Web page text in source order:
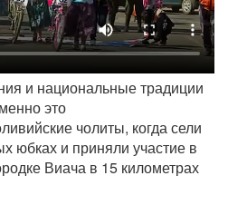
и национальные традиции
это
чолиты, когда сели
юбках и приняли участие в
Виача в 15 километрах